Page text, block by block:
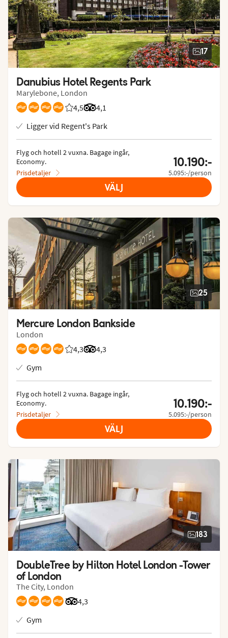
17
Danubius Hotel Regents Park
Marylebone, London
4,5
Betyg från Vings gäster: 4.5/5
4,1
Betyg från Tripadvisor: 4.1 of 5
Ligger vid Regent's Park
Flyg och hotell 2 vuxna. Bagage ingår,
Economy.
Prisdetaljer
10.190:-
5.095:-/person
VÄLJ
25
Mercure London Bankside
London
4,3
Betyg från Vings gäster: 4.25/5
4,3
Betyg från Tripadvisor: 4.3 of 5
Gym
Flyg och hotell 2 vuxna. Bagage ingår,
Economy.
Prisdetaljer
10.190:-
5.095:-/person
VÄLJ
183
DoubleTree by Hilton Hotel London -Tower
of London
The City, London
4,3
Betyg från Tripadvisor: 4.3 of 5
Gym